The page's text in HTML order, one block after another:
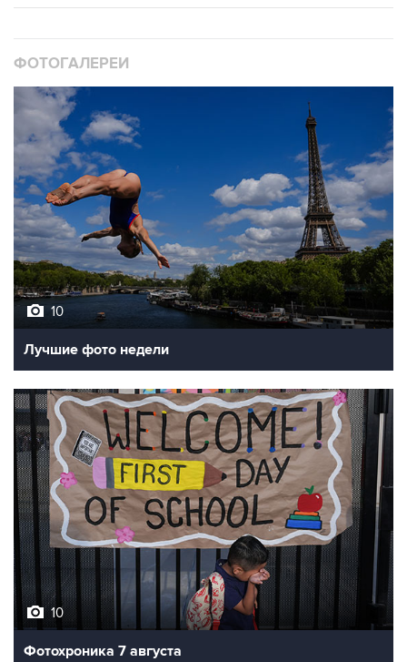
10
Лучшие фото недели
10
Фотохроника 7 августа